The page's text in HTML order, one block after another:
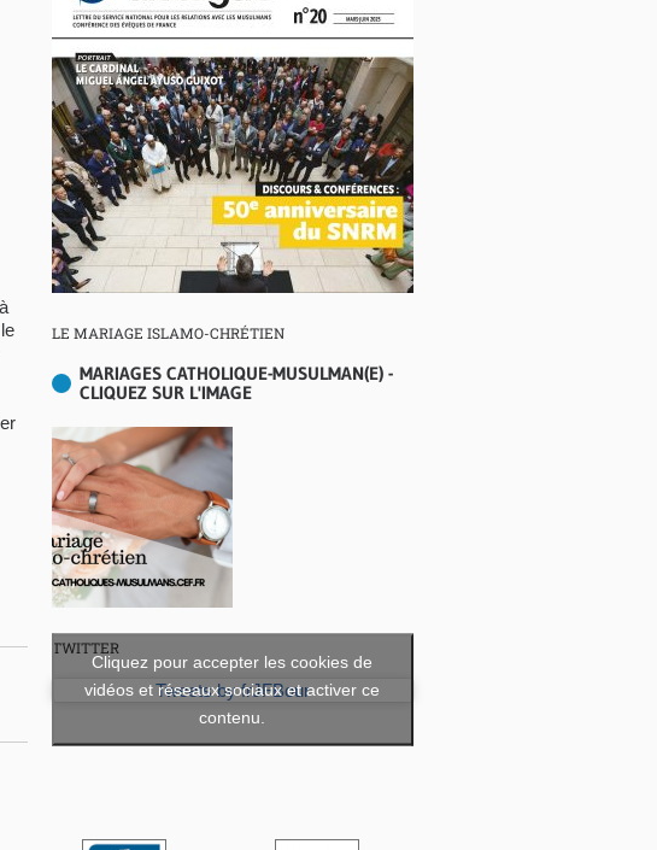
LE MARIAGE ISLAMO-CHRÉTIEN
MARIAGES CATHOLIQUE-MUSULMAN(E) -
CLIQUEZ SUR L'IMAGE
TWITTER
Tweets by frJFBour
Cliquez pour accepter les cookies de
vidéos et réseaux sociaux et activer ce
contenu.